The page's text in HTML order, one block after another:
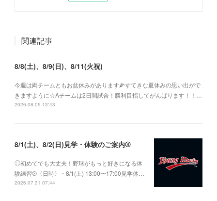
関連記事
8/8(土)、8/9(日)、8/11(火祝)
今週は両チームともお盆休みがあります🌽すてきな夏休みの思い出がで
きますように☆Aチームは2日間試合！勝利目指してがんばります！！…
2026.08.05 13:43
8/1(土)、8/2(日)見学・体験のご案内⚾️
⚾︎初めてでも大丈夫！野球がもっと好きになる体
験練習⚾〈日時〉・8/1(土) 13:00〜17:00見学体…
2026.07.31 07:44